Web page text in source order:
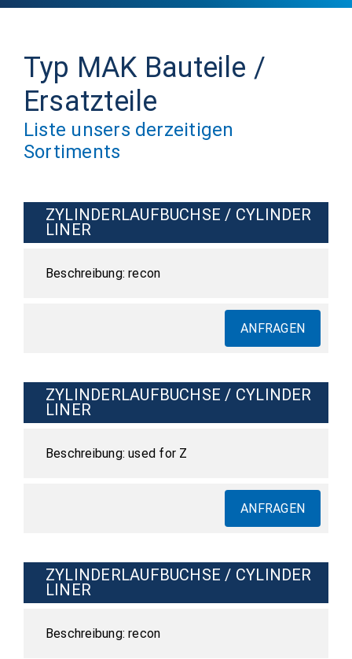
Typ MAK Bauteile /
Ersatzteile
Liste unsers derzeitigen
Sortiments
ZYLINDERLAUFBUCHSE / CYLINDER
LINER
recon
ANFRAGEN
ZYLINDERLAUFBUCHSE / CYLINDER
LINER
used for Z
ANFRAGEN
ZYLINDERLAUFBUCHSE / CYLINDER
LINER
recon